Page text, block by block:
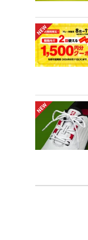
それでもフリ
ではテイラー
ホール目でテ
を沈めたとき
そんなフリー
イラーの勝利
それにしても
たカナダの人